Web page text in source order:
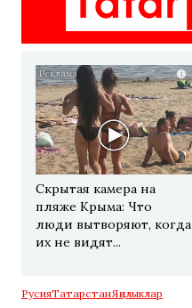
i
Скрытая камера на
пляже Крыма: Что
люди вытворяют, когда
их не видят...
РусияТатарстанЯңалыклар